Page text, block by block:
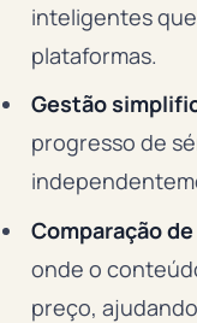
inteligentes
plataformas.
Gestão
progresso de
Comparação
onde o
preço,